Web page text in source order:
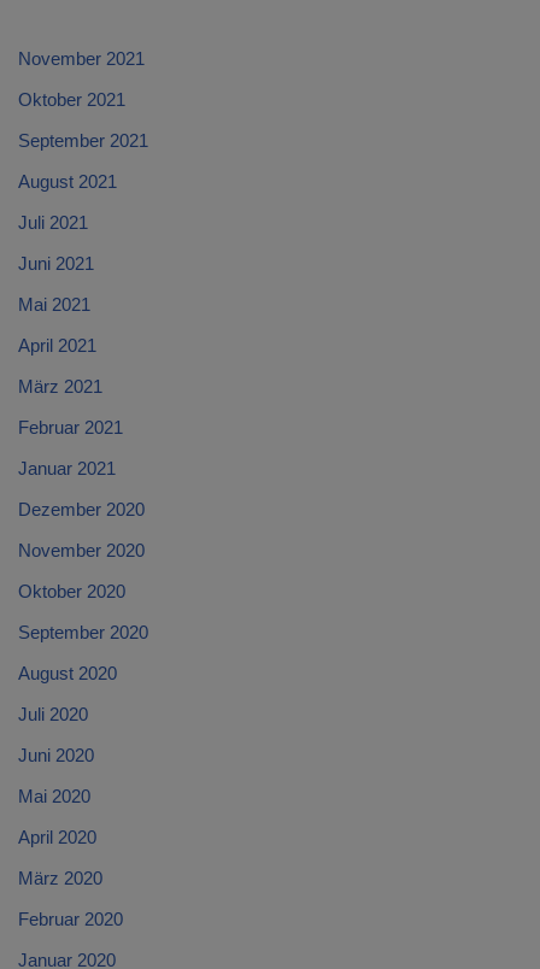
November 2021
Oktober 2021
September 2021
August 2021
Juli 2021
Juni 2021
Mai 2021
April 2021
März 2021
Februar 2021
Januar 2021
Dezember 2020
November 2020
Oktober 2020
September 2020
August 2020
Juli 2020
Juni 2020
Mai 2020
April 2020
März 2020
Februar 2020
Januar 2020